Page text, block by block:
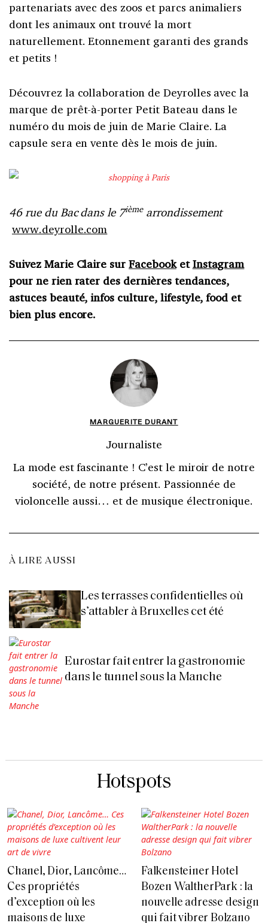
partenariats avec des zoos et parcs animaliers
dont les animaux ont trouvé la mort
naturellement. Etonnement garanti des grands
et petits !
Découvrez la collaboration de Deyrolles avec la
marque de prêt-à-porter Petit Bateau dans le
numéro du mois de juin de Marie Claire. La
capsule sera en vente dès le mois de juin.
46 rue du Bac dans le 7ièmearrondissement
www.deyrolle.com
Suivez Marie Claire surFacebooketInstagram
pour ne rien rater des dernières tendances,
astuces beauté, infos culture, lifestyle, food et
bien plus encore.
MARGUERITE DURANT
Journaliste
La mode est fascinante ! C’est le miroir de notre
société, de notre présent. Passionnée de
violoncelle aussi… et de musique électronique.
À LIRE AUSSI
Les terrasses confidentielles où
s’attabler à Bruxelles cet été
Eurostar fait entrer la gastronomie
dans le tunnel sous la Manche
Hotspots
Chanel, Dior, Lancôme…
Ces propriétés
d’exception où les
maisons de luxe
Falkensteiner Hotel
Bozen WaltherPark : la
nouvelle adresse design
qui fait vibrer Bolzano